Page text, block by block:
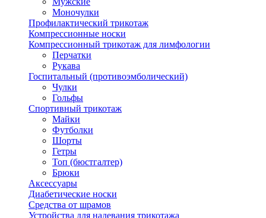
Моночулки
Профилактический трикотаж
Компрессионные носки
Компрессионный трикотаж для лимфологии
Перчатки
Рукава
Госпитальный (противоэмболический)
Чулки
Гольфы
Спортивный трикотаж
Майки
Футболки
Шорты
Гетры
Топ (бюстгалтер)
Брюки
Аксессуары
Диабетические носки
Средства от шрамов
Устройства для надевания трикотажа